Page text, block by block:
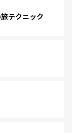
テクニック